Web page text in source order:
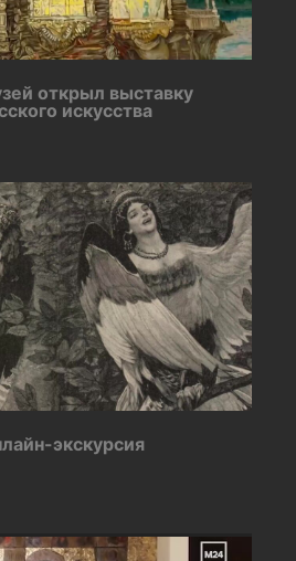
открыл выставку
искусства
экскурсия